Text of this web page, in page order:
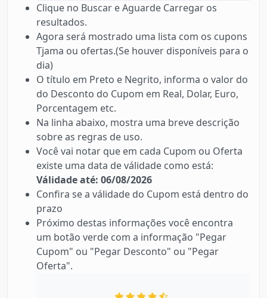
Clique no Buscar e Aguarde Carregar os
resultados.
Agora será mostrado uma lista com os cupons
Tjama ou ofertas.(Se houver disponíveis para o
dia)
O título em Preto e Negrito, informa o valor do
do Desconto do Cupom em Real, Dolar, Euro,
Porcentagem etc.
Na linha abaixo, mostra uma breve descrição
sobre as regras de uso.
Você vai notar que em cada Cupom ou Oferta
existe uma data de válidade como está:
Válidade até: 06/08/2026
Confira se a válidade do Cupom está dentro do
prazo
Próximo destas informações você encontra
um botão verde com a informação "Pegar
Cupom" ou "Pegar Desconto" ou "Pegar
Oferta".